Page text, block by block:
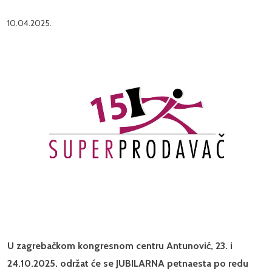
10.04.2025.
U zagrebačkom kongresnom centru Antunović, 23. i
24.10.2025. održat će se JUBILARNA petnaesta po redu